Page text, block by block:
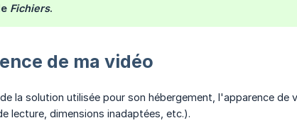
Fichiers.
de ma vidéo
la solution utilisée pour son hébergement, l'apparence
lecture, dimensions inadaptées, etc.).